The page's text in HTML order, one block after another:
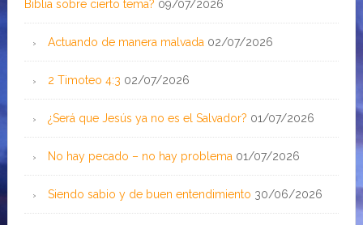
Biblia sobre cierto tema? 09/07/2026
Actuando de manera malvada 02/07/2026
2 Timoteo 4:3 02/07/2026
¿Será que Jesús ya no es el Salvador? 01/07/2026
No hay pecado – no hay problema 01/07/2026
Siendo sabio y de buen entendimiento 30/06/2026